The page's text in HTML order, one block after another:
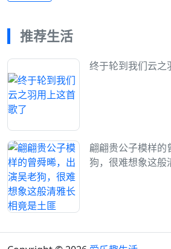
推荐生活
终于轮到我们云之
翩翩贵公子模样的
狗，很难想象这般